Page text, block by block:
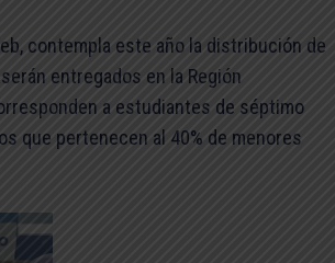
contempla este año la distribución de
entregados en la Región
a estudiantes de séptimo
que pertenecen al 40% de menores